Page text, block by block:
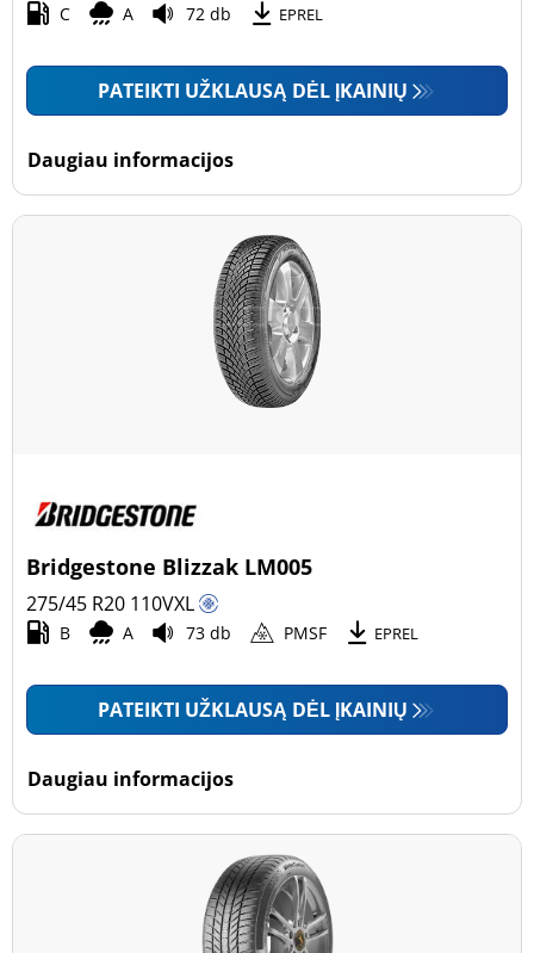
C A 72 db EPREL
PATEIKTI UŽKLAUSĄ DĖL ĮKAINIŲ
Daugiau informacijos
Bridgestone Blizzak LM005
275/45 R20 110VXL
B A 73 db PMSF EPREL
PATEIKTI UŽKLAUSĄ DĖL ĮKAINIŲ
Daugiau informacijos